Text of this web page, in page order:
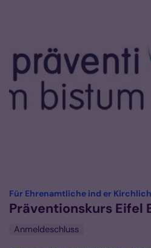
Für Ehrenamtliche ind er
Präventionskurs Eifel
Anmeldeschluss